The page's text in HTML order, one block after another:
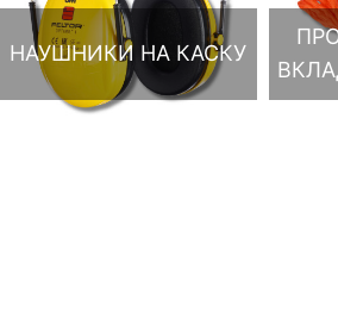
НАУШНИКИ НА КАСКУ